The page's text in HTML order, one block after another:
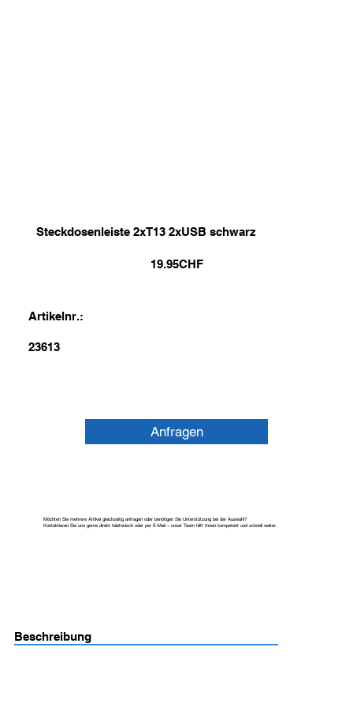
Steckdosenleiste 2xT13 2xUSB schwarz
19.95CHF
Artikelnr.:
23613
Anfragen
Möchten Sie mehrere Artikel gleichzeitig anfragen oder benötigen Sie Unterstützung bei der Auswahl?
Kontaktieren Sie uns gerne direkt telefonisch oder per E-Mail – unser Team hilft Ihnen kompetent und schnell weiter.
Beschreibung